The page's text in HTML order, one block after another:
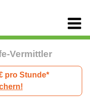
Vermittler
pro Stunde*